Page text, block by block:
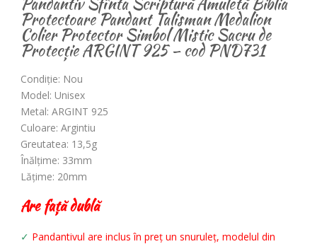
Protectoare Pandant Talisman Medalion
Colier Protector Simbol Mistic Sacru de
Protecție ARGINT 925 – cod PND731
Condiție: Nou
Model: Unisex
Metal: ARGINT 925
Culoare: Argintiu
Greutatea: 13,5g
Înălțime: 33mm
Lățime: 20mm
Are față dublă
✓ Pandantivul are inclus în preț un snuruleț, modelul din